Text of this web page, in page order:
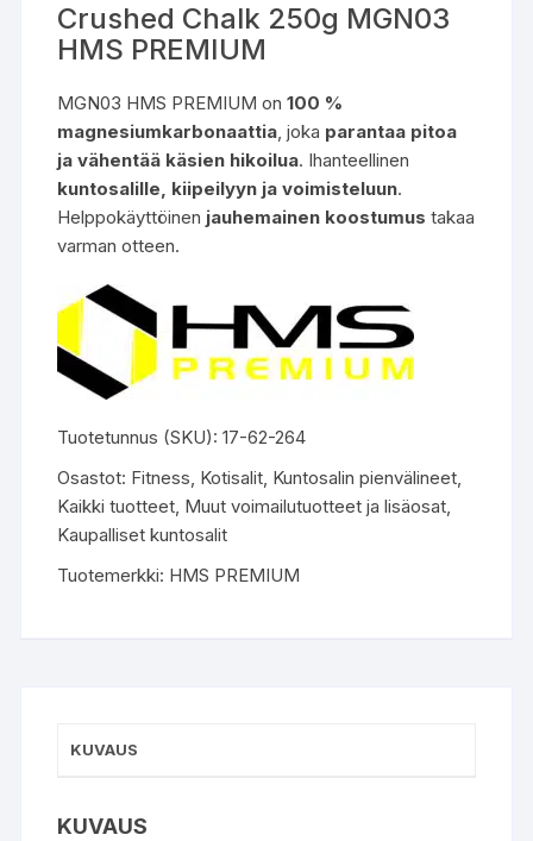
Crushed Chalk 250g MGN03
HMS PREMIUM
MGN03 HMS PREMIUM on100 %
magnesiumkarbonaattia, joka parantaa pitoa
ja vähentää käsien hikoilua. Ihanteellinen
kuntosalille, kiipeilyyn ja voimisteluun.
Helppokäyttöinen jauhemainen koostumus takaa
varman otteen.
Tuotetunnus (SKU):17-62-264
Osastot: Fitness, Kotisalit, Kuntosalin pienvälineet,
Kaikki tuotteet, Muut voimailutuotteet ja lisäosat,
Kaupalliset kuntosalit
Tuotemerkki: HMS PREMIUM
KUVAUS
KUVAUS